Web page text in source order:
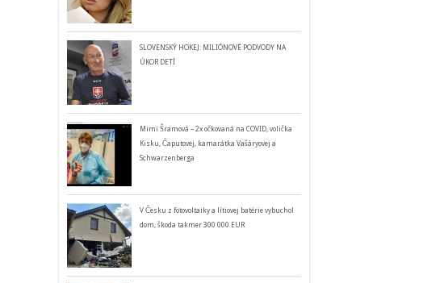
SLOVENSKÝ HOKEJ: MILIÓNOVÉ PODVODY NA
ÚKOR DETÍ
Mimi Šramová – 2x očkovaná na COVID, volička
Kisku, Čaputovej, kamarátka Vašáryovej a
Schwarzenberga
V Česku z fotovoltaiky a lítiovej batérie vybuchol
dom, škoda takmer 300 000 EUR